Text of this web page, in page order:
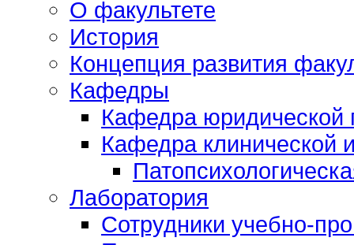
О факультете
История
Концепция развития
Кафедры
Кафедра юридической
Кафедра клинической
Лаборатория
Сотрудники учебно-